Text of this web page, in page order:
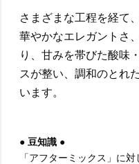
さまざまな工程を経て
華やかなエレガントさ
り、甘みを帯びた酸味
スが整い、調和のとれ
います。
● 豆知識 ●
「アフターミックス」に